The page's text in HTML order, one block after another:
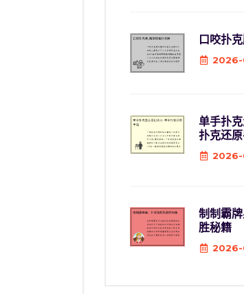
口咬扑
2026-
单手扑
扑克还
2026-
制制霸
胜秘籍
2026-